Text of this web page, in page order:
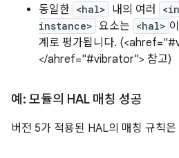
동일한 <hal> 내의 여러
instance> 요소는 <hal>
계로 평가됩니다.
</ahref="#vibrator"> 참고)
예: 모듈의 HAL 매칭 성공
버전 5가 적용된 HAL의 매칭 규칙